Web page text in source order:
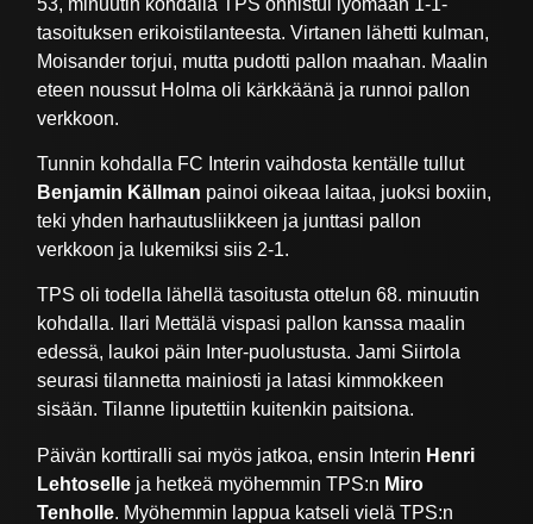
tasoituksen erikoistilanteesta. Virtanen lähetti kulman,
Moisander torjui, mutta pudotti pallon maahan. Maalin
eteen noussut Holma oli kärkkäänä ja runnoi pallon
verkkoon.
Tunnin kohdalla FC Interin vaihdosta kentälle tullut
Benjamin Källman painoi oikeaa laitaa, juoksi boxiin,
teki yhden harhautusliikkeen ja junttasi pallon
verkkoon ja lukemiksi siis 2-1.
TPS oli todella lähellä tasoitusta ottelun 68. minuutin
kohdalla. Ilari Mettälä vispasi pallon kanssa maalin
edessä, laukoi päin Inter-puolustusta. Jami Siirtola
seurasi tilannetta mainiosti ja latasi kimmokkeen
sisään. Tilanne liputettiin kuitenkin paitsiona.
Päivän korttiralli sai myös jatkoa, ensin Interin Henri
Lehtoselle ja hetkeä myöhemmin TPS:n Miro
Tenholle. Myöhemmin lappua katseli vielä TPS:n